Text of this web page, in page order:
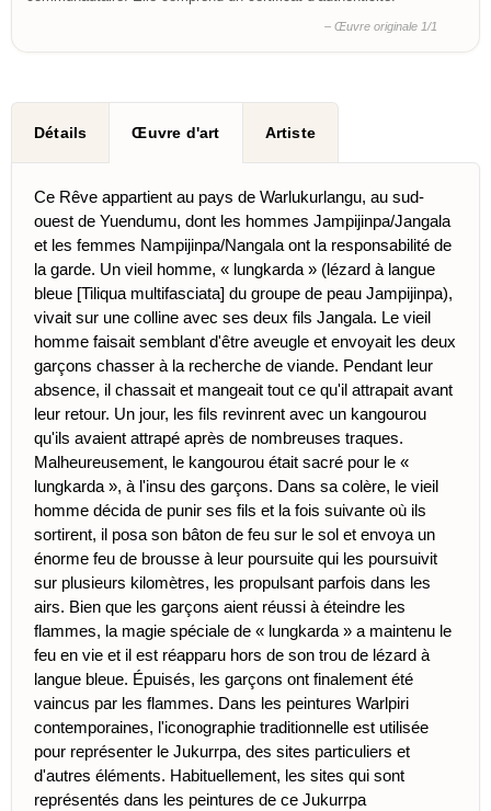
– Œuvre originale 1/1
Détails Œuvre d'art Artiste
Ce Rêve appartient au pays de Warlukurlangu, au sud-
ouest de Yuendumu, dont les hommes Jampijinpa/Jangala
et les femmes Nampijinpa/Nangala ont la responsabilité de
la garde. Un vieil homme, « lungkarda » (lézard à langue
bleue [Tiliqua multifasciata] du groupe de peau Jampijinpa),
vivait sur une colline avec ses deux fils Jangala. Le vieil
homme faisait semblant d'être aveugle et envoyait les deux
garçons chasser à la recherche de viande. Pendant leur
absence, il chassait et mangeait tout ce qu'il attrapait avant
leur retour. Un jour, les fils revinrent avec un kangourou
qu'ils avaient attrapé après de nombreuses traques.
Malheureusement, le kangourou était sacré pour le «
lungkarda », à l'insu des garçons. Dans sa colère, le vieil
homme décida de punir ses fils et la fois suivante où ils
sortirent, il posa son bâton de feu sur le sol et envoya un
énorme feu de brousse à leur poursuite qui les poursuivit
sur plusieurs kilomètres, les propulsant parfois dans les
airs. Bien que les garçons aient réussi à éteindre les
flammes, la magie spéciale de « lungkarda » a maintenu le
feu en vie et il est réapparu hors de son trou de lézard à
langue bleue. Épuisés, les garçons ont finalement été
vaincus par les flammes. Dans les peintures Warlpiri
contemporaines, l'iconographie traditionnelle est utilisée
pour représenter le Jukurrpa, des sites particuliers et
d'autres éléments. Habituellement, les sites qui sont
représentés dans les peintures de ce Jukurrpa